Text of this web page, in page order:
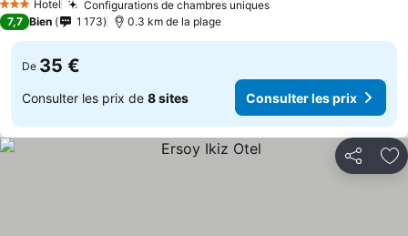
3 ÉtoilesHotel Configurations de chambres uniques
7,7 Bien 1 173 0.3 km de la plage
De 35 €
Consulter les prix de 8 sites Consulter les prix
Partager